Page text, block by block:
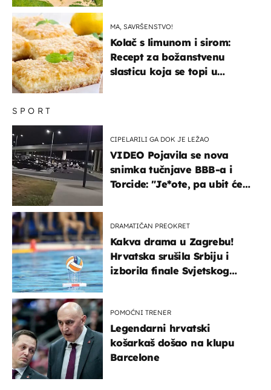
SPORT
CIPELARILI GA DOK JE LEŽAO
VIDEO Pojavila se nova
snimka tučnjave BBB-a i
Torcide: "Je*ote, pa ubit će
DRAMATIČAN PREOKRET
Kakva drama u Zagrebu!
Hrvatska srušila Srbiju i
izborila finale Svjetskog
POMOĆNI TRENER
Legendarni hrvatski
košarkaš došao na klupu
Barcelone
MA, SAVRŠENSTVO!
Kolač s limunom i sirom:
Recept za božanstvenu
slasticu koja se topi u